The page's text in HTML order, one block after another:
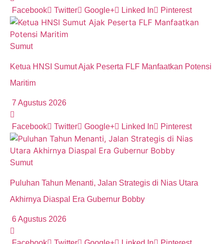
Facebook Twitter Google+ Linked In Pinterest
Sumut
Ketua HNSI Sumut Ajak Peserta FLF Manfaatkan Potensi
Maritim
7 Agustus 2026
Facebook Twitter Google+ Linked In Pinterest
Sumut
Puluhan Tahun Menanti, Jalan Strategis di Nias Utara
Akhirnya Diaspal Era Gubernur Bobby
6 Agustus 2026